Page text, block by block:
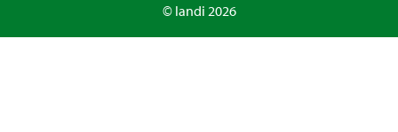
© landi 2026